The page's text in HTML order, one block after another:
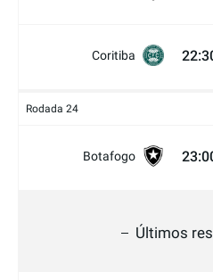
Coritiba
Rodada 24
Botafogo
Últimos